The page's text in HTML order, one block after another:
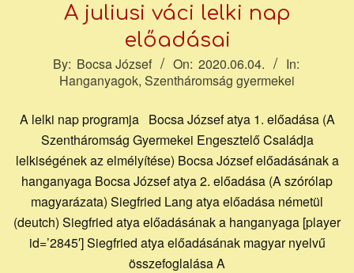
piarista
atya
honlapja
A juliusi váci lelki nap
előadásai
By: Bocsa József On: 2020.06.04.
In:
Hanganyagok, Szentháromság gyermekei
A lelki nap programja Bocsa József atya 1. előadása (A
Szentháromság Gyermekei Engesztelő Családja
lelkiségének az elmélyítése) Bocsa József előadásának a
hanganyaga Bocsa József atya 2. előadása (A szórólap
magyarázata) Siegfried Lang atya előadása németül
(deutch) Siegfried atya előadásának a hanganyaga [player
id=’2845′] Siegfried atya előadásának magyar nyelvű
összefoglalása A